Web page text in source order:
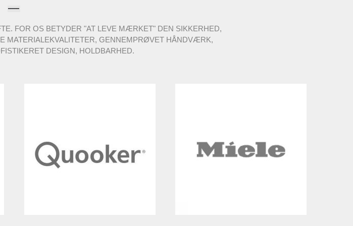
FOR OS BETYDER "AT LEVE MÆRKET" DEN SIKKERHED,
MATERIALEKVALITETER, GENNEMPRØVET HÅNDVÆRK,
DESIGN, HOLDBARHED.